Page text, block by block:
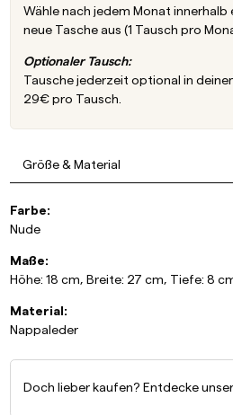
Wähle nach jedem Monat
neue Tasche aus (1 Tausch pro
Optionaler Tausch:
Tausche jederzeit optional in
29€ pro Tausch.
Größe & Material
Farbe:
Nude
Maße:
Höhe: 18 cm, Breite: 27 cm, Tiefe: 8
Material:
Nappaleder
Doch lieber kaufen? Entdecke